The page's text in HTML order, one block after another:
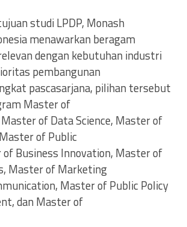
studi LPDP, Monash
menawarkan beragam
dengan kebutuhan industri
pembangunan
pascasarjana, pilihan tersebut
Master of
of Data Science, Master of
of Public
Business Innovation, Master of
Master of Marketing
Master of Public Policy
dan Master of